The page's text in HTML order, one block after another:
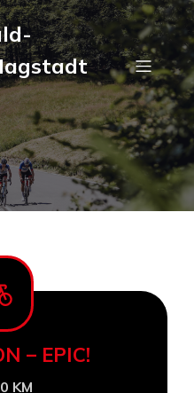
– EPIC!
KM